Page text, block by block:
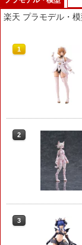
楽天 プラモデル・
1
2
3